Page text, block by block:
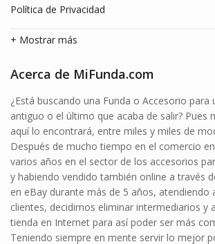
Política de Privacidad
+ Mostrar más
Acerca de MiFunda.com
¿Está buscando una Funda o Accesorio
antiguo o el último que acaba de salir? Pues
aquí lo encontrará, entre miles y miles de
Después de mucho tiempo en el comercio
varios años en el sector de los accesorios
y habiendo vendido también online a través
en eBay durante más de 5 años, atendiendo
clientes, decidimos eliminar intermediarios y
tienda en Internet para así poder ser más
Teniendo siempre en mente servir lo mejor